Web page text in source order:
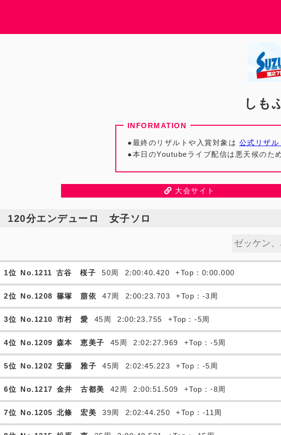
しも
●最終のリザルトや入賞対象は 公式リザル
●本日のYoutubeライブ配信は悪天候のた
大会サイト
120分エンデューロ 女子ソロ
1位 No.1211 古谷 桜子 50周 2:00:40.420 +Top : 0:00.000
2位 No.1208 篠塚 萠依 47周 2:00:23.703 +Top : -3周
3位 No.1210 市村 愛 45周 2:00:23.755 +Top : -5周
4位 No.1209 森本 恵美子 45周 2:02:27.969 +Top : -5周
5位 No.1202 安藤 雅子 45周 2:02:45.223 +Top : -5周
6位 No.1217 金井 古都美 42周 2:00:51.509 +Top : -8周
7位 No.1205 北條 宏美 39周 2:02:44.250 +Top : -11周